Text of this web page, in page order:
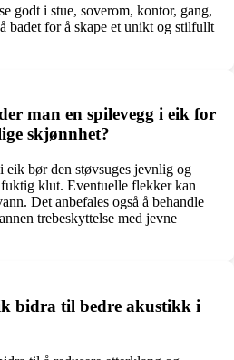
godt i stue, soverom, kontor, gang,
badet for å skape et unikt og stilfullt
man en spilevegg i eik for
skjønnhet?
eik bør den støvsuges jevnlig og
klut. Eventuelle flekker kan
Det anbefales også å behandle
trebeskyttelse med jevne
bidra til bedre akustikk i